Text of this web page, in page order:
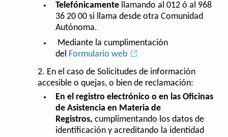
Telefónicamentellamando al 012 ó al 968
36 20 00 si llama desde otra Comunidad
Autónoma.
Mediante la cumplimentación
del Formulario web
2. En el caso de Solicitudes de información
accesible o quejas, o bien de reclamación:
En el registro electrónico o en las Oficinas
de Asistencia en Materia de
Registros, cumplimentando los datos de
identificación y acreditando la identidad